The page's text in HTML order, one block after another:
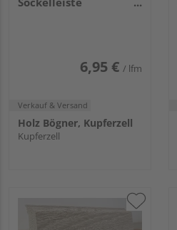
6,95 € / lfm
Verkauf & Versand
Holz Bögner, Kupferzell
Kupferzell